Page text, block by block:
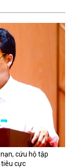
cứu hộ tập
tiêu cực